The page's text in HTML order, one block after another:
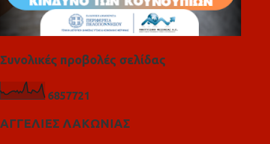
Συνολικές προβολές σελίδας
6857721
ΑΓΓΕΛΙΕΣ ΛΑΚΩΝΙΑΣ